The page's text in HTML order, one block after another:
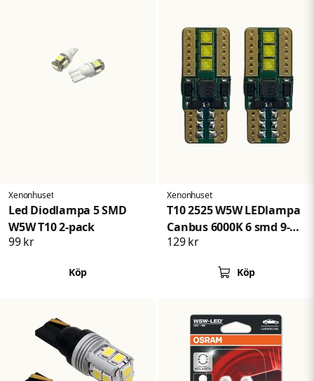
Xenonhuset
Led Diodlampa 5 SMD
W5W T10 2-pack
99 kr
Köp
Xenonhuset
T10 2525 W5W LEDlampa
Canbus 6000K 6 smd 9-
32V
129 kr
Köp